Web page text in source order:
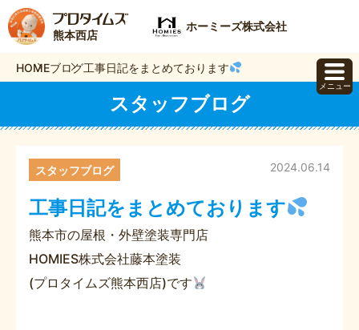
熊本西店
ホーミーズ株式会社
HOMEブログ工事日記をまとめております
スタッフブログ
工事日記をまとめております
2024.06.14
スタッフブログ
熊本市の屋根・外壁塗装専門店
HOMIES株式会社藤本塗装
(プロタイムズ熊本西店)です
メニュー